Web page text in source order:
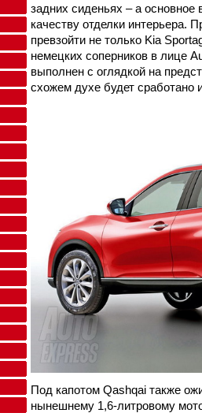
задних сиденьях – а основное
качеству отделки интерьера.
превзойти не только Kia
немецких соперников в лице
выполнен с оглядкой на
схожем духе будет сработано
Под капотом Qashqai также
нынешнему 1,6-литровому